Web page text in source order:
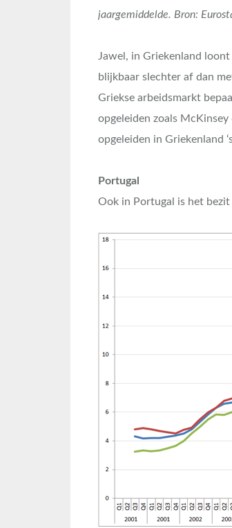
jaargemiddelde. Bron:
Jawel, in Griekenland
blijkbaar slechter af dan
Griekse arbeidsmarkt
opgeleiden zoals
opgeleiden in Griekenland
Portugal
Ook in Portugal is het